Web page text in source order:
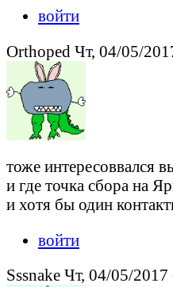
войти
Orthoped Чт, 04/05/
тоже интересоввался
и где точка сбора на
и хотя бы один
войти
Sssnake Чт, 04/05/